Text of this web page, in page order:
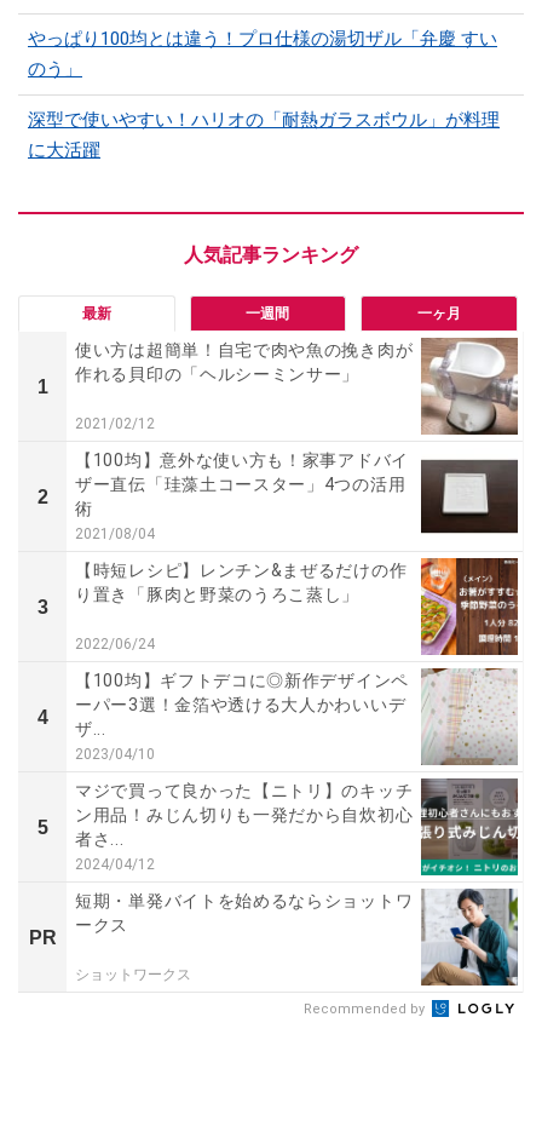
やっぱり100均とは違う！プロ仕様の湯切ザル「弁慶 すい
のう」
深型で使いやすい！ハリオの「耐熱ガラスボウル」が料理
に大活躍
最新 一週間 一ヶ月
1
使い方は超簡単！自宅で肉や魚の挽き肉が
作れる貝印の「ヘルシーミンサー」
2021/02/12
2
【100均】意外な使い方も！家事アドバイ
ザー直伝「珪藻土コースター」4つの活用
術
2021/08/04
3
【時短レシピ】レンチン&まぜるだけの作
り置き「豚肉と野菜のうろこ蒸し」
2022/06/24
4
【100均】ギフトデコに◎新作デザインペ
ーパー3選！金箔や透ける大人かわいいデ
ザ...
2023/04/10
5
マジで買って良かった【ニトリ】のキッチ
ン用品！みじん切りも一発だから自炊初心
者さ...
2024/04/12
PR
短期・単発バイトを始めるならショットワ
ークス
ショットワークス
Recommended by